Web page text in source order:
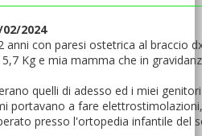
2024
anni con paresi ostetrica al braccio
Kg e mia mamma che in
quelli di adesso ed i miei
portavano a fare
presso l'ortopedia infantile